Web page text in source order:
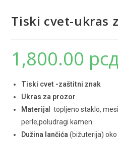
Tiski cvet-ukras
1,800.00 рсд
Tiski cvet -zaštitni znak
Ukras za prozor
Materija l topljeno staklo,
perle,poludragi kamen
Dužina lančića(bižuterija) oko